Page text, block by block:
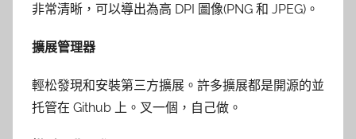
非常清晰，可以導出為高 DPI 圖像(PNG 和 JPEG)。
擴展管理器
輕松發現和安裝第三方擴展。許多擴展都是開源的並
托管在 Github 上。叉一個，自己做。